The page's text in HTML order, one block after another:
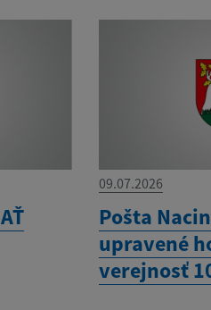
09.07.2026
Pošta
upravené
verejnosť